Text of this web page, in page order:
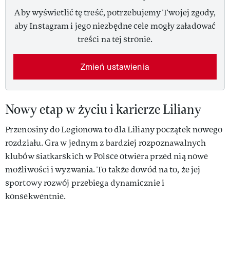
Aby wyświetlić tę treść, potrzebujemy Twojej zgody,
aby Instagram i jego niezbędne cele mogły załadować
treści na tej stronie.
Zmień ustawienia
Nowy etap w życiu i karierze Liliany
Przenosiny do Legionowa to dla Liliany początek nowego
rozdziału. Gra w jednym z bardziej rozpoznawalnych
klubów siatkarskich w Polsce otwiera przed nią nowe
możliwości i wyzwania. To także dowód na to, że jej
sportowy rozwój przebiega dynamicznie i
konsekwentnie.